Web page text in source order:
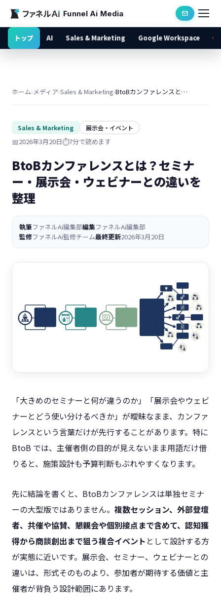
Funnel Ai Media
トップ AI Sales & Marketing Google Workspace
ホーム›メディア›Sales & Marketing› BtoBカンファレンスとは？セミナー・展示会・ウェビナーとの違いを整理
Sales & Marketing 展示会・イベント
📅2026年3月20日⏱️7分で読めます
BtoBカンファレンスとは？セミナ
ー・展示会・ウェビナーとの違いを
整理
執筆ファネルAi編集部編集ファネルAi編集部
監修ファネルAi監修チーム最終更新2026年3月20日
「大きめのセミナーと何が違うのか」「展示会やウェビ
ナーとどう使い分けるべきか」が曖昧なまま、カンファ
レンスという言葉だけが先行することがあります。特に
BtoB では、主催者側の目的が見えないまま用語だけ借
りると、施策設計も予算判断もぶれやすくなります。
先に結論を書くと、BtoBカンファレンスは単独セミナ
ーの大型版ではありません。 複数セッション、外部登壇
者、共催や協賛、懇親会や個別接点まで含めて、認知獲
得から商談創出まで狙う複合イベント として設計する方
が実態に近いです。展示会、セミナー、ウェビナーとの
違いは、形式そのものより、参加者が期待する価値と主
催者が背負う設計範囲にあります。